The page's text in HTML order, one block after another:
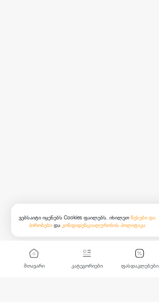
მთავარი კატეგორიები ფასდაკლებები
ვებსაიტი იყენებს Cookies ფაილებს. იხილეთ წესები და
პირობები და კონფიდენციალურობის პოლიტიკა